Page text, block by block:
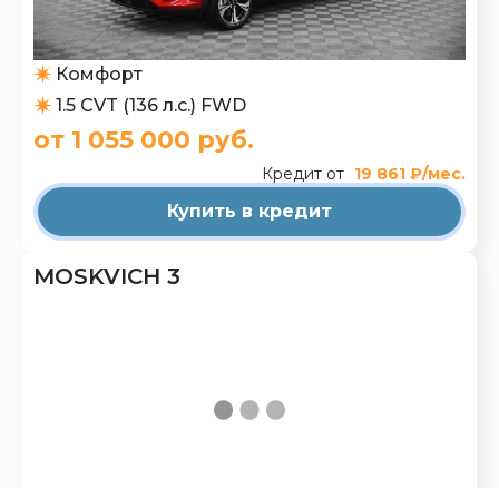
Комфорт
1.5 CVT (136 л.с.) FWD
от 1 055 000 руб.
Кредит от 19 861 ₽/мес.
Купить в кредит
MOSKVICH 3